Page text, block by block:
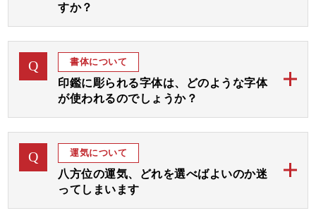
開運2本セット 銀行印・認印
お急ぎの場合には字体をお任せいただき「完成見本確
認なし」にてすぐにお彫りして3、4日後の発送が最速
となります。
ご希望の期日をお教えくださいましたら、順番を早め
て対応させていただきます。
すか？
A
おつくりいたします。
完成見本はメールやラインにてご確認いただき、ご了
承後ご印鑑をお彫りいたします。
お見本は通常は1～3日以内にお送りいたしますが、届
なお、休日や祝日を挟む場合は遅れることがございま
すのでご了承ください。
Q 書体について
印鑑に彫られる字体は、どのような字体
が使われるのでしょうか？
A
りました「篆書体 てんしょたい」という文字を基本
にして画数と運気を加味しておつくりする「印相体
（吉相体）」を使用いたします。
Q 運気について
八方位の運気、どれを選べばよいのか迷
ってしまいます